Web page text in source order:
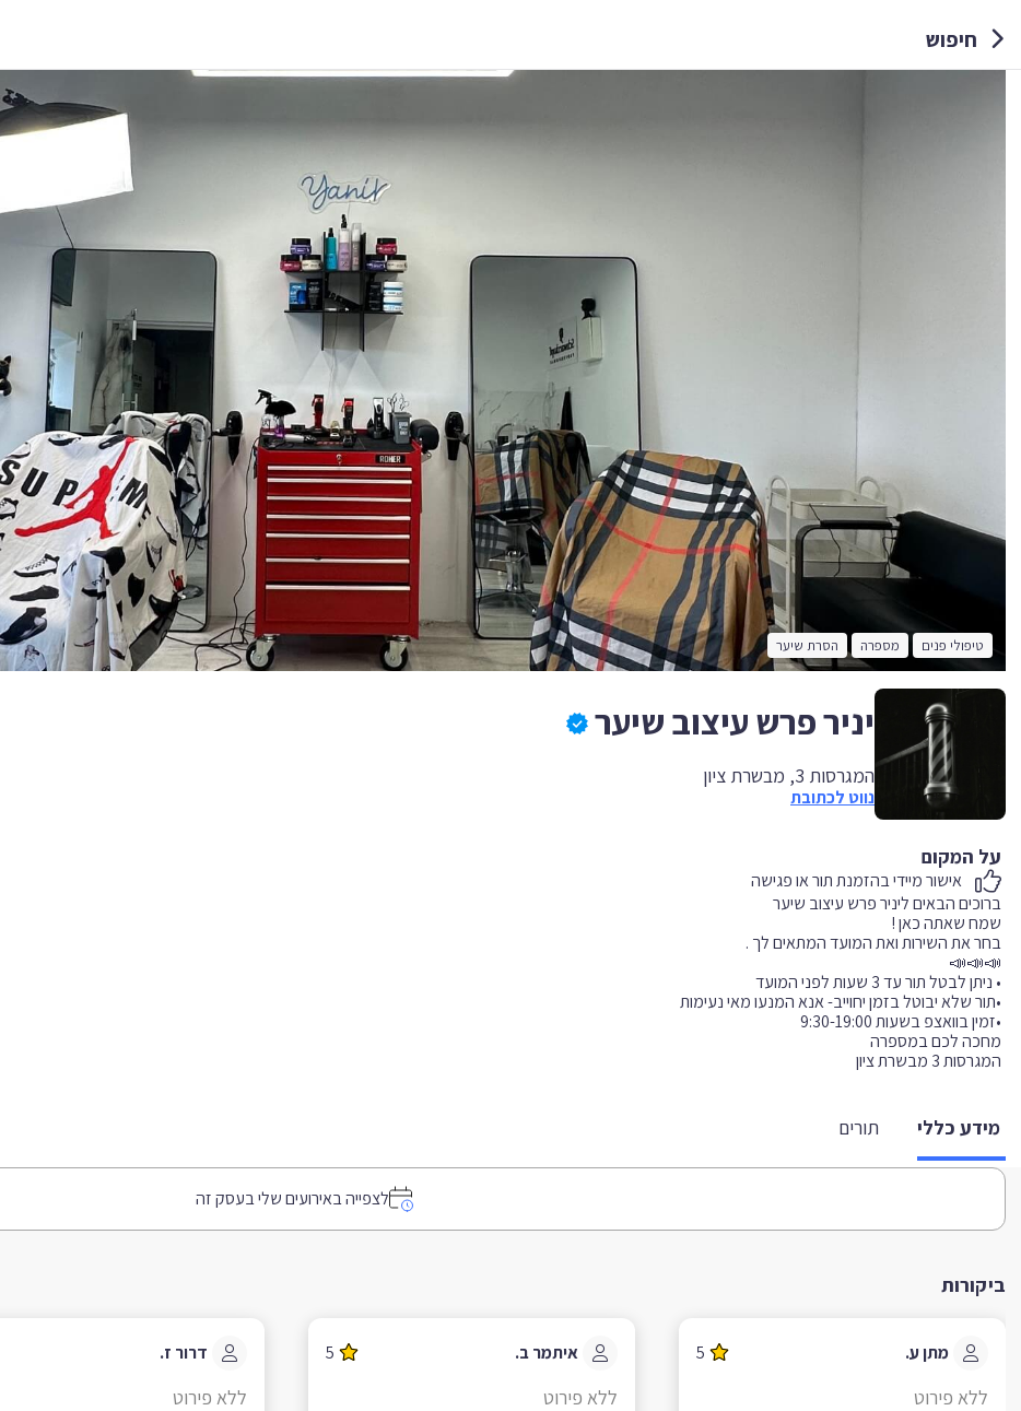
חיפוש
טיפולי פנים מספרה הסרת שיער
יניר פרש עיצוב שיער
המגרסות 3, מבשרת ציון
נווט לכתובת
על המקום
אישור מיידי בהזמנת תור או פגישה
המגרסות 3 מבשרת ציון
מידע כללי תורים
לצפייה באירועים שלי בעסק זה
ביקורות
מתן ע. 5
ללא פירוט
איתמר ב. 5
ללא פירוט
דרור ז.
ללא פירוט